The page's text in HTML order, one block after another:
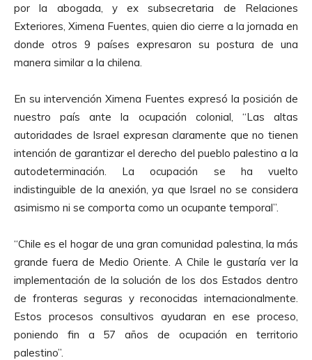
por la abogada, y ex subsecretaria de Relaciones
Exteriores, Ximena Fuentes, quien dio cierre a la jornada en
donde otros 9 países expresaron su postura de una
manera similar a la chilena.
En su intervención Ximena Fuentes expresó la posición de
nuestro país ante la ocupación colonial, “Las altas
autoridades de Israel expresan claramente que no tienen
intención de garantizar el derecho del pueblo palestino a la
autodeterminación. La ocupación se ha vuelto
indistinguible de la anexión, ya que Israel no se considera
asimismo ni se comporta como un ocupante temporal”.
“Chile es el hogar de una gran comunidad palestina, la más
grande fuera de Medio Oriente. A Chile le gustaría ver la
implementación de la solución de los dos Estados dentro
de fronteras seguras y reconocidas internacionalmente.
Estos procesos consultivos ayudaran en ese proceso,
poniendo fin a 57 años de ocupación en territorio
palestino”.